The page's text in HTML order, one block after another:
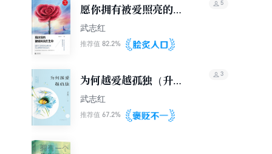
愿你拥有被爱照亮的生
命
武志红
推荐值 82.2%
5
为何越爱越孤独（升级
版）
武志红
推荐值 67.2%
3